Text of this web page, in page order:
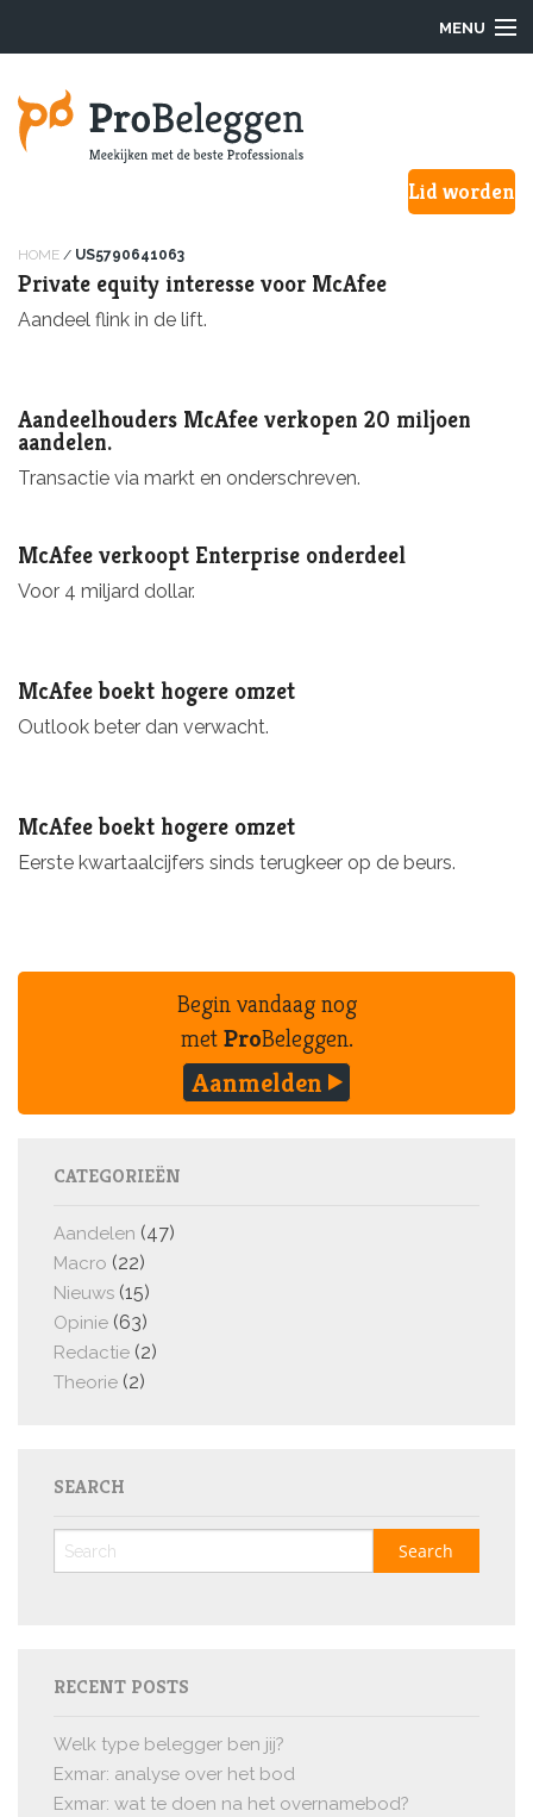
MENU
Hoe werkt het?
Onze Pro’s
Over ons
F.A.Q.
Lid worden
HOME / US5790641063
Private equity interesse voor McAfee
Aandeel flink in de lift.
Aandeelhouders McAfee verkopen 20 miljoen
aandelen.
Transactie via markt en onderschreven.
McAfee verkoopt Enterprise onderdeel
Voor 4 miljard dollar.
McAfee boekt hogere omzet
Outlook beter dan verwacht.
McAfee boekt hogere omzet
Eerste kwartaalcijfers sinds terugkeer op de beurs.
Begin vandaag nog
metProBeleggen.
Aanmelden
CATEGORIEËN
Aandelen (47)
Macro (22)
Nieuws (15)
Opinie (63)
Redactie (2)
Theorie (2)
SEARCH
RECENT POSTS
Welk type belegger ben jij?
Exmar: analyse over het bod
Exmar: wat te doen na het overnamebod?